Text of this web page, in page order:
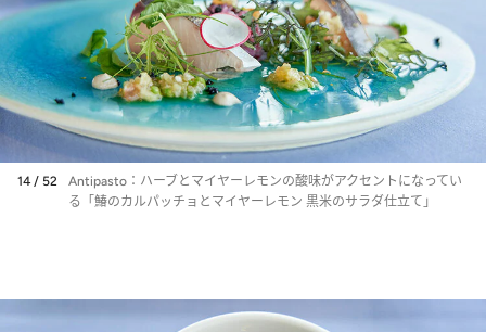
14 / 52
Antipasto：ハーブとマイヤーレモンの酸味がアクセントになってい
る「鰆のカルパッチョとマイヤーレモン 黒米のサラダ仕立て」